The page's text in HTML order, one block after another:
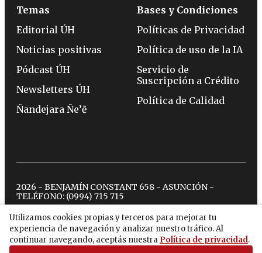
Utilizamos cookies propias y terceros para mejorar tu
experiencia de navegación y analizar nuestro tráfico. Al
continuar navegando, aceptás nuestra Política de privacidad.
Temas
Editorial ÚH
Noticias positivas
Pódcast ÚH
Newsletters ÚH
Ñandejara Ñe’ẽ
Bases y Condiciones
Políticas de Privacidad
Política de uso de la IA
Servicio de
Suscripción a Crédito
Política de Calidad
2026 - BENJAMÍN CONSTANT 658 - ASUNCIÓN -
TELÉFONO: (0994) 715 715
twitterinstagram
facebook
tiktokyoutubespotify